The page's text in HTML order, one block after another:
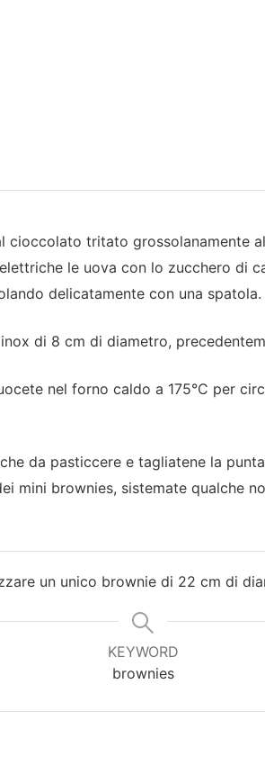
cioccolato tritato grossolanamente
le uova con lo zucchero di
delicatamente con una
di 8 cm di diametro,
nel forno caldo a 175°C per
da pasticcere e tagliatene la
mini brownies, sistemate qualche
un unico brownie di 22 cm di
KEYWORD
brownies